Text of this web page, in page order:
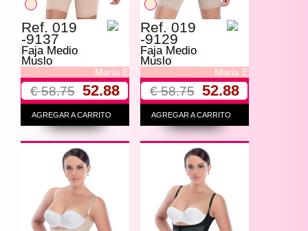
Ref. 019
-9137
Faja Medio
Muslo
Maria E
€ 58.75 52.88
AGREGAR A CARRITO
Ref. 019
-9129
Faja Medio
Muslo
Maria E
€ 58.75 52.88
AGREGAR A CARRITO